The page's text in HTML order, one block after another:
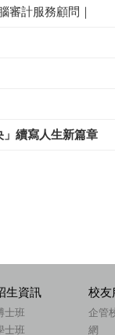
審計服務顧問｜
續寫人生新篇章
生資訊
士班
士班
校友
企管
網